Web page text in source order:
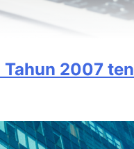
2007